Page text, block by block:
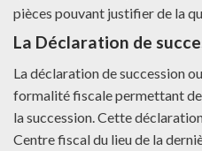
pièces pouvant justifier de la
La Déclaration de
La déclaration de succession
formalité fiscale permettant
la succession. Cette
Centre fiscal du lieu de la